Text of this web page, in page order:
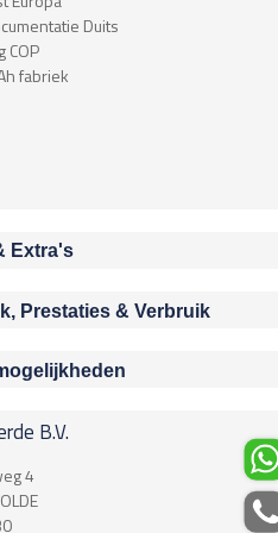
Duits
COP
fabriek
Extra's
multi-spaaks 18
Prestaties & Verbruik
B.V.
4